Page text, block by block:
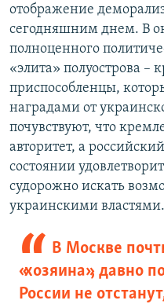
отображение
сегодняшним днем. В
полноценного
«элита» полуострова –
приспособленцы,
наградами от
почувствуют, что
авторитет, а
состоянии
судорожно искать
украинскими властями.
В Москве
«хозяина», давно
России не